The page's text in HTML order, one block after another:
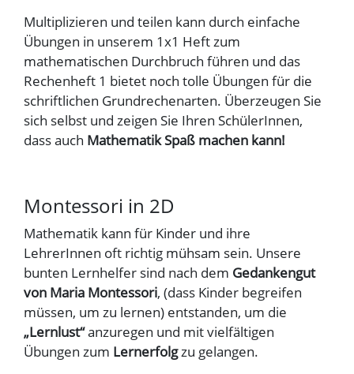
Multiplizieren und teilen kann durch einfache
Übungen in unserem 1x1 Heft zum
mathematischen Durchbruch führen und das
Rechenheft 1 bietet noch tolle Übungen für die
schriftlichen Grundrechenarten. Überzeugen Sie
sich selbst und zeigen Sie Ihren SchülerInnen,
dass auch Mathematik Spaß machen kann!
Montessori in 2D
Mathematik kann für Kinder und ihre
LehrerInnen oft richtig mühsam sein. Unsere
bunten Lernhelfer sind nach dem Gedankengut
von Maria Montessori, (dass Kinder begreifen
müssen, um zu lernen) entstanden, um die
„Lernlust“anzuregen und mit vielfältigen
Übungen zum Lernerfolgzu gelangen.